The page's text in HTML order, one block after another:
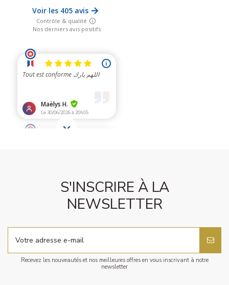
S'INSCRIRE À LA
NEWSLETTER
Recevez les nouveautés et nos meilleures offres en vous inscrivant à notre
newsletter